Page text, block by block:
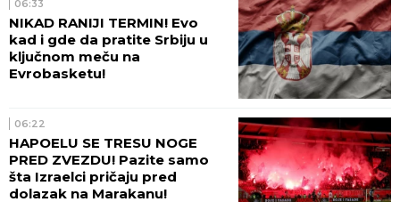
06:33
NIKAD RANIJI TERMIN! Evo
kad i gde da pratite Srbiju u
ključnom meču na
Evrobasketu!
06:22
HAPOELU SE TRESU NOGE
PRED ZVEZDU! Pazite samo
šta Izraelci pričaju pred
dolazak na Marakanu!